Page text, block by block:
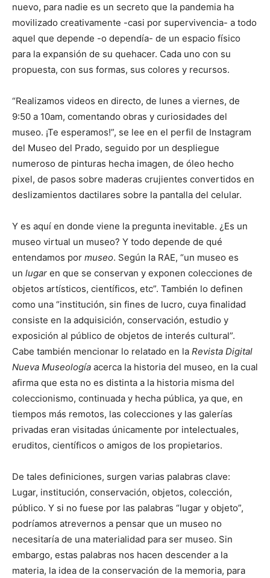
nuevo, para nadie es un secreto que la pandemia ha
movilizado creativamente -casi por supervivencia- a todo
aquel que depende -o dependía- de un espacio físico
para la expansión de su quehacer. Cada uno con su
propuesta, con sus formas, sus colores y recursos.
“Realizamos videos en directo, de lunes a viernes, de
9:50 a 10am, comentando obras y curiosidades del
museo. ¡Te esperamos!”, se lee en el perfil de Instagram
del Museo del Prado, seguido por un despliegue
numeroso de pinturas hecha imagen, de óleo hecho
pixel, de pasos sobre maderas crujientes convertidos en
deslizamientos dactilares sobre la pantalla del celular.
Y es aquí en donde viene la pregunta inevitable. ¿Es un
museo virtual un museo? Y todo depende de qué
entendamos por museo. Según la RAE, “un museo es
un lugar en que se conservan y exponen colecciones de
objetos artísticos, científicos, etc”. También lo definen
como una “institución, sin fines de lucro, cuya finalidad
consiste en la adquisición, conservación, estudio y
exposición al público de objetos de interés cultural”.
Cabe también mencionar lo relatado en la Revista Digital
Nueva Museología acerca la historia del museo, en la cual
afirma que esta no es distinta a la historia misma del
coleccionismo, continuada y hecha pública, ya que, en
tiempos más remotos, las colecciones y las galerías
privadas eran visitadas únicamente por intelectuales,
eruditos, científicos o amigos de los propietarios.
De tales definiciones, surgen varias palabras clave:
Lugar, institución, conservación, objetos, colección,
público. Y si no fuese por las palabras “lugar y objeto”,
podríamos atrevernos a pensar que un museo no
necesitaría de una materialidad para ser museo. Sin
embargo, estas palabras nos hacen descender a la
materia, la idea de la conservación de la memoria, para